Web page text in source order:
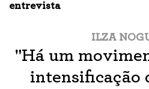
entrevista
ILZA
"Há um
intensificação